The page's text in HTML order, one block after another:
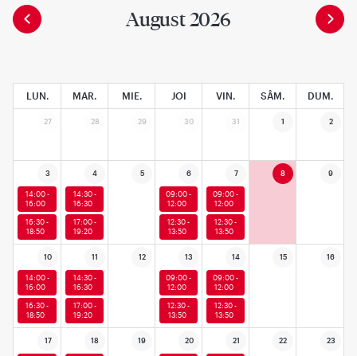
August 2026
LUN. MAR. MIE. JOI VIN. SÂM. DUM.
27 28 29 30 31 1 2
3 4 5 6 7 8 9
14:00 -
16:00
14:30 -
16:30
09:00 -
12:00
09:00 -
12:00
16:30 -
18:50
17:00 -
19:20
12:30 -
13:50
12:30 -
13:50
10 11 12 13 14 15 16
14:00 -
16:00
14:30 -
16:30
09:00 -
12:00
09:00 -
12:00
16:30 -
18:50
17:00 -
19:20
12:30 -
13:50
12:30 -
13:50
17 18 19 20 21 22 23